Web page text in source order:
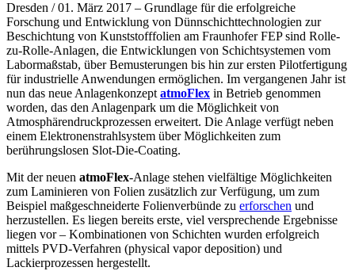
Dresden / 01. März 2017 – Grundlage für die erfolgreiche
Forschung und Entwicklung von Dünnschichttechnologien zur
Beschichtung von Kunststofffolien am Fraunhofer FEP sind Rolle-
zu-Rolle-Anlagen, die Entwicklungen von Schichtsystemen vom
Labormaßstab, über Bemusterungen bis hin zur ersten Pilotfertigung
für industrielle Anwendungen ermöglichen. Im vergangenen Jahr ist
nun das neue AnlagenkonzeptatmoFlex in Betrieb genommen
worden, das den Anlagenpark um die Möglichkeit von
Atmosphärendruckprozessen erweitert. Die Anlage verfügt neben
einem Elektronenstrahlsystem über Möglichkeiten zum
berührungslosen Slot-Die-Coating.
Mit der neuen atmoFlex-Anlage stehen vielfältige Möglichkeiten
zum Laminieren von Folien zusätzlich zur Verfügung, um zum
Beispiel maßgeschneiderte Folienverbünde zu erforschen und
herzustellen. Es liegen bereits erste, viel versprechende Ergebnisse
liegen vor – Kombinationen von Schichten wurden erfolgreich
mittels PVD-Verfahren (physical vapor deposition) und
Lackierprozessen hergestellt.